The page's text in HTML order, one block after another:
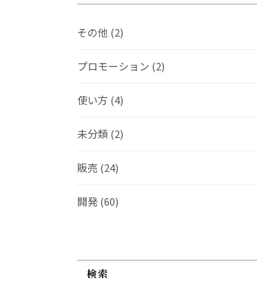
その他 (2)
プロモーション (2)
使い方 (4)
未分類 (2)
販売 (24)
開発(60)
検索